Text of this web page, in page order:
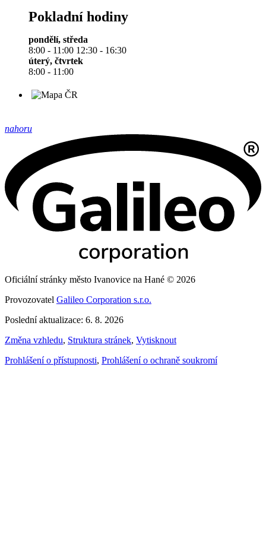
Pokladní hodiny
pondělí, středa
8:00 - 11:00 12:30 - 16:30
úterý, čtvrtek
8:00 - 11:00
nahoru
Oficiální stránky město Ivanovice na Hané © 2026
Provozovatel Galileo Corporation s.r.o.
Poslední aktualizace: 6. 8. 2026
Změna vzhledu, Struktura stránek, Vytisknout
Prohlášení o přístupnosti, Prohlášení o ochraně soukromí